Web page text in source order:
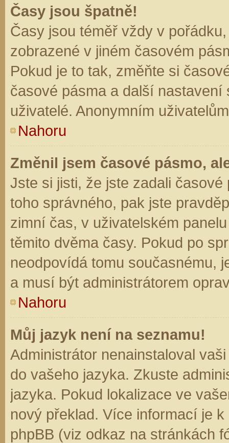
Časy jsou špatně!
Časy jsou téměř vždy v
zobrazené v jiném časovém
Pokud je to tak, změňte si
časové pásma a další
uživatelé. Anonymním
Nahoru
Změnil jsem časové pásmo,
Jste si jisti, že jste zadali
toho správného, pak jste
zimní čas, v uživatelském
těmito dvěma časy. Pokud po
neodpovídá tomu současnému,
a musí být administrátorem
Nahoru
Můj jazyk není na seznamu!
Administrátor nenainstaloval
do vašeho jazyka. Zkuste
jazyka. Pokud lokalizace ve
nový překlad. Více informací je
phpBB (viz odkaz na stránkách